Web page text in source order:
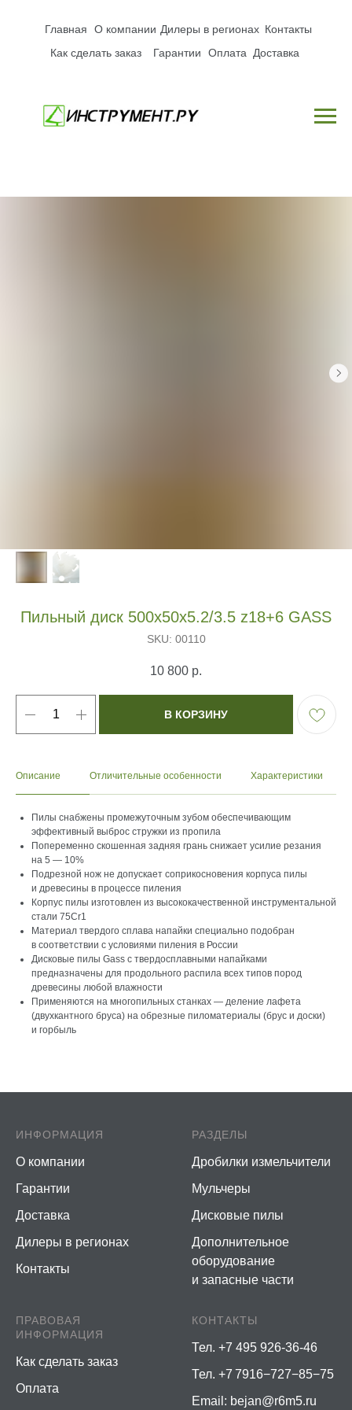
Главная
О компании
Оплата
Гарантии
Контакты
Как сделать заказ
Доставка
Дилеры в регионах
Пильный диск 500х50х5.2/3.5 z18+6 GASS
SKU: 00110
10 800 р.
В КОРЗИНУ
Описание Отличительные особенности Характеристики
Пилы снабжены промежуточным зубом обеспечивающим
эффективный выброс стружки из пропила
Попеременно скошенная задняя грань снижает усилие резания
на 5 — 10%
Подрезной нож не допускает соприкосновения корпуса пилы
и древесины в процессе пиления
Корпус пилы изготовлен из высококачественной инструментальной
стали 75Cr1
Материал твердого сплава напайки специально подобран
в соответствии с условиями пиления в России
Дисковые пилы Gass с твердосплавными напайками
предназначены для продольного распила всех типов пород
древесины любой влажности
Применяются на многопильных станках — деление лафета
(двухкантного бруса) на обрезные пиломатериалы (брус и доски)
и горбыль
ИНФОРМАЦИЯ
О компании
Гарантии
Доставка
Дилеры в регионах
Контакты
РАЗДЕЛЫ
Дробилки измельчители
Мульчеры
Дисковые пилы
Дополнительное
оборудование
и запасные части
ПРАВОВАЯ
ИНФОРМАЦИЯ
Как сделать заказ
Оплата
КОНТАКТЫ
Тел. +7 495 926-36-46
Тел. +7 7916−727−85−75
Email: bejan@r6m5.ru